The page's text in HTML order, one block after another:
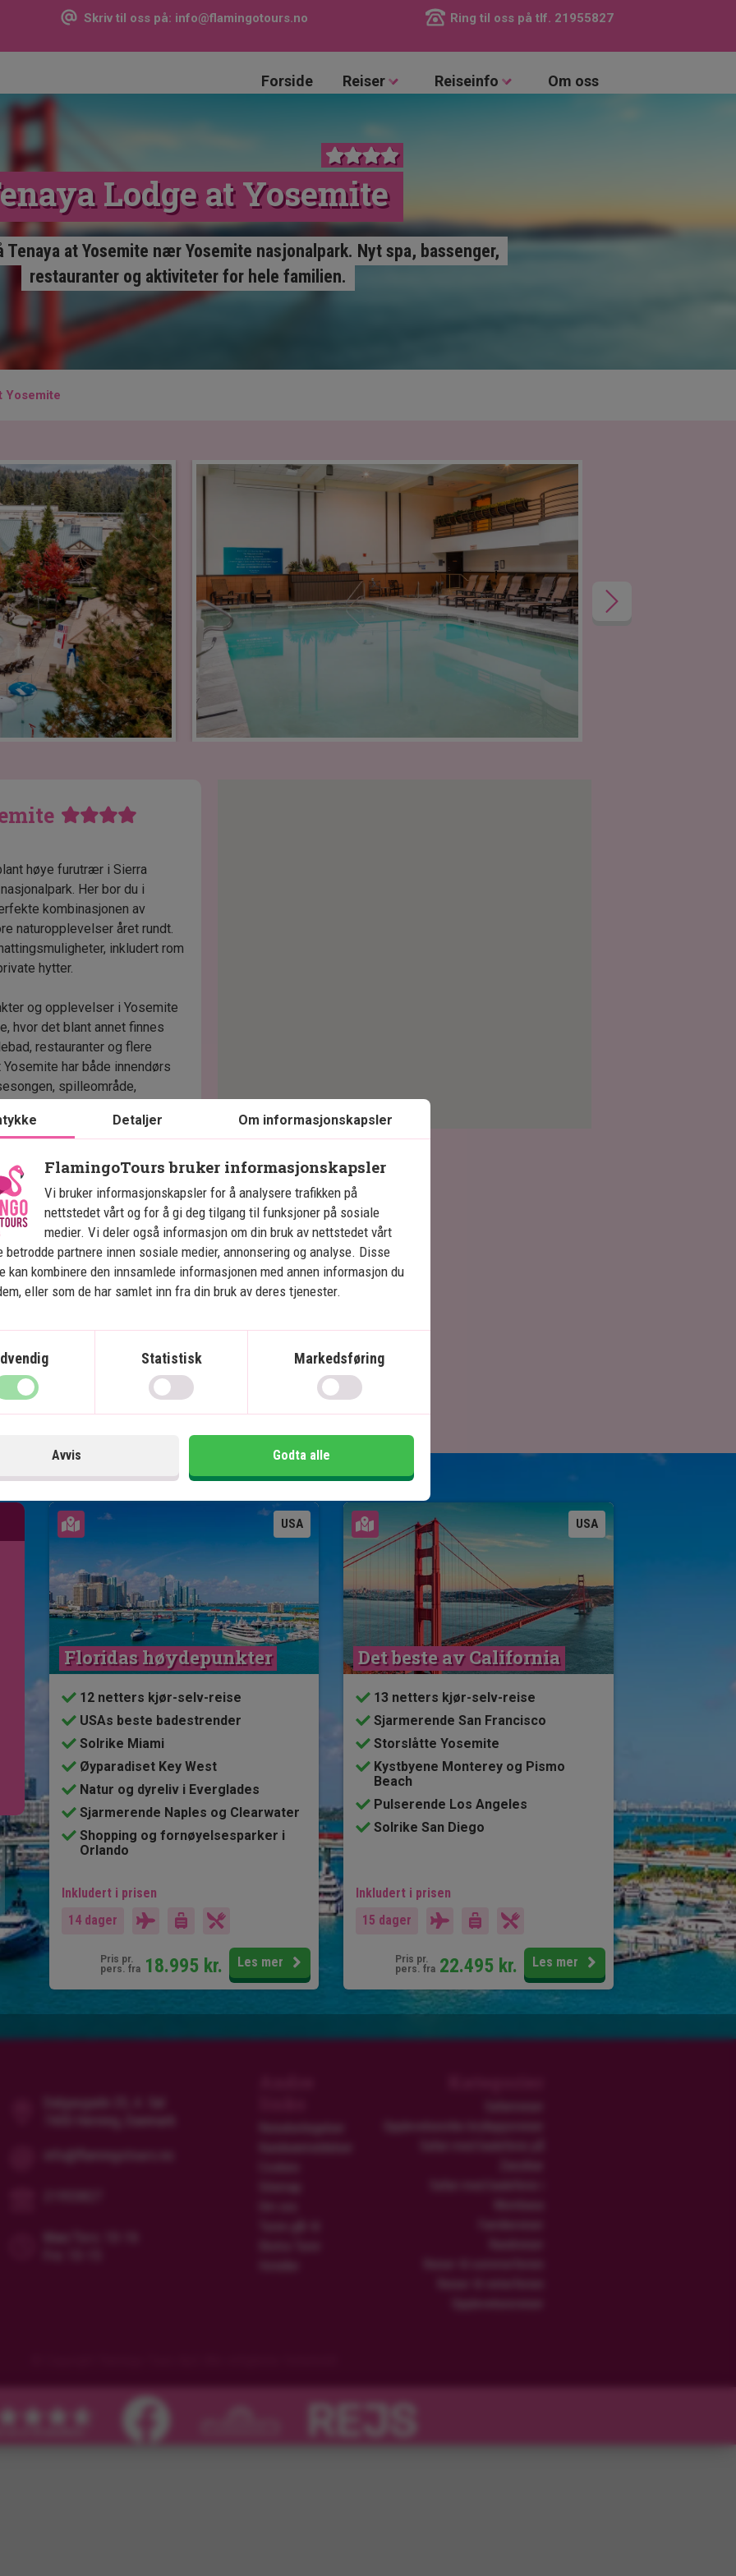
Skriv til oss på: info@flamingotours.no Ring til oss på tlf. 21955827
Forside Reiser Reiseinfo Om oss
Lodge at Yosemite
Tenaya at Yosemite nær Yosemite nasjonalpark. Nyt spa, bassenger,
restauranter og aktiviteter for hele familien.
Yosemite
høye furutrær i Sierra
Her bor du i
kombinasjonen av
naturopplevelser året rundt.
inkludert rom
hytter.
og opplevelser i Yosemite
hvor det blant annet finnes
restauranter og flere
har både innendørs
spilleområde,
som bueskyting,
og skøyting avhengig av
dampbad og
sørger for gode
er
som holder åpent året
med blant annet Gold
noen resortavgift på dette
forvarsel. Dersom det
direkte til hotellet.
USA
Se kart
Floridas høydepunkter
12 netters kjør-selv-reise
USAs beste badestrender
Solrike Miami
Øyparadiset Key West
Natur og dyreliv i Everglades
Sjarmerende Naples og Clearwater
Shopping og fornøyelsesparker i
Orlando
Inkludert i prisen
14 dager
Pris pr.
pers. fra 18.995 kr. Les mer
USA
Se kart
Det beste av California
13 netters kjør-selv-reise
Sjarmerende San Francisco
Storslåtte Yosemite
Kystbyene Monterey og Pismo
Beach
Pulserende Los Angeles
Solrike San Diego
Inkludert i prisen
15 dager
Pris pr.
pers. fra 22.495 kr. Les mer
Detaljer Om informasjonskapsler
FlamingoTours bruker informasjonskapsler
Vi bruker informasjonskapsler for å analysere trafikken på
nettstedet vårt og for å gi deg tilgang til funksjoner på sosiale
medier. Vi deler også informasjon om din bruk av nettstedet vårt
betrodde partnere innen sosiale medier, annonsering og analyse. Disse
kan kombinere den innsamlede informasjonen med annen informasjon du
eller som de har samlet inn fra din bruk av deres tjenester.
Statistisk Markedsføring
Avvis Godta alle